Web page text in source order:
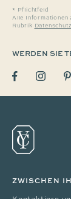
* Pflichtfeld
Alle Informationen
Rubrik Datenschutz
WERDEN SIE
ZWISCHEN